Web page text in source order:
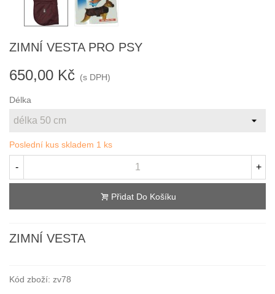
ZIMNÍ VESTA PRO PSY
650,00 Kč (s DPH)
Délka
Poslední kus skladem 1 ks
- +
Přidat Do Košíku
ZIMNÍ VESTA
Kód zboží: zv78